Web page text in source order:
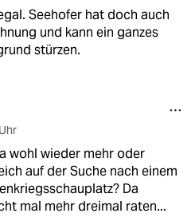
Seehofer hat doch auch
und kann ein ganzes
stürzen.
wohl wieder mehr oder
auf der Suche nach einem
Da
mal mehr dreimal raten...